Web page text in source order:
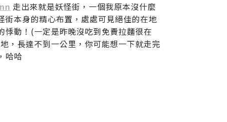
走出來就是妖怪街，一個我原本沒什麼
本身的精心布置，處處可見絕佳的在地
動！(一定是昨晚沒吃到免費拉麵很在
，長達不到一公里，你可能想一下就走完
哈哈